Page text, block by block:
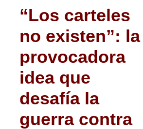
“Los carteles
no existen”: la
provocadora
idea que
desafía la
guerra contra